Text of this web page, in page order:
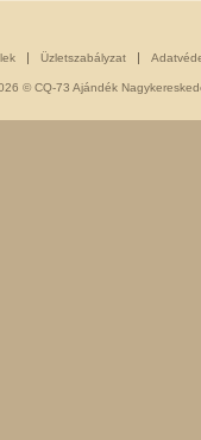
Üzletszabályzat
© CQ-73 Ajándék